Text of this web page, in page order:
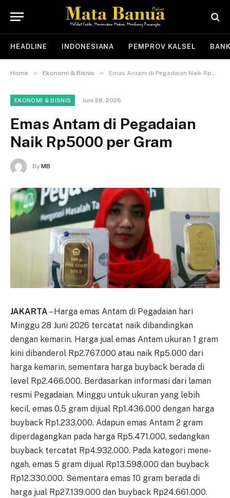
HEADLINE INDONESIANA PEMPROV KALSEL
Home » Ekonomi & Bisnis » Emas Antam di Pegadaian Naik Rp5000 per Gram
EKONOMI & BISNIS Juni 28, 2026
Emas Antam di Pegadaian
Naik Rp5000 per Gram
By MB
JAKARTA – Harga emas An­tam di Pegadaian hari
Minggu 28 Juni 2026 tercatat naik di­ban­dingkan
dengan kemarin. Harga jual emas Antam ukuran 1 gram
ki­ni dibanderol Rp2.767.000 atau naik Rp5.000 dari
harga ke­ma­rin, sementara harga buyback be­rada di
level Rp2.466.000. Ber­dasarkan informasi dari laman
resmi Pegadaian, Minggu untuk ukur­an yang lebih
kecil, emas 0,5 gram dijual Rp1.436.000 de­ngan harga
buyback Rp1.233.000. Adapun emas An­tam 2 gram
diperdagangkan pada harga Rp5.471.000, se­da­ng­kan
buyback tercatat Rp4.932.000. Pada kategori me­ne­
ngah, emas 5 gram dijual Rp13.598.000 dan buyback
Rp12.330.000. Sementara emas 10 gram berada di
harga jual Rp27.139.000 dan buyback Rp24.661.000.